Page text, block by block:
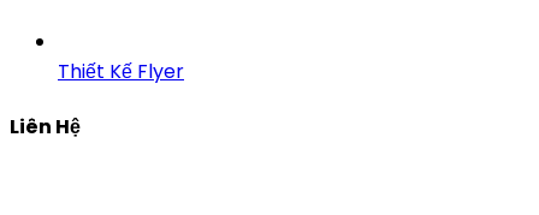
Thiết Kế Flyer
Liên Hệ